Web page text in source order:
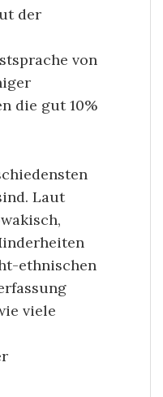
der
von
die gut 10%
Laut
ethnischen
viele